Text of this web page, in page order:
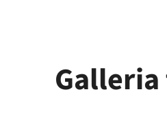
Galleria